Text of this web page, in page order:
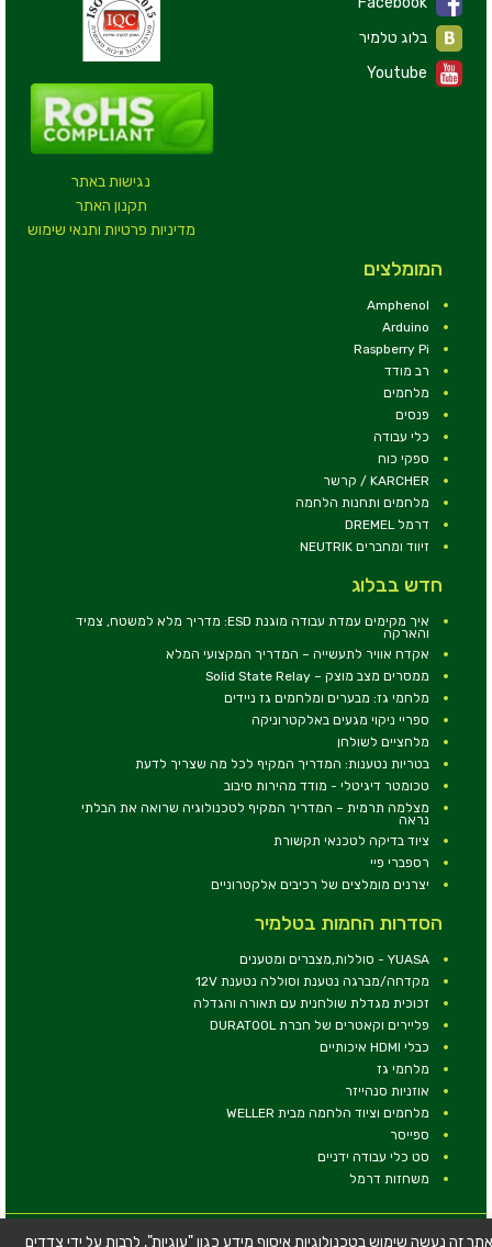
נגישות באתר
תקנון האתר
מדיניות פרטיות ותנאי שימוש
Youtube
המומלצים
Amphenol
Arduino
Raspberry Pi
רב מודד
מלחמים
פנסים
כלי עבודה
ספקי כוח
KARCHER / קרשר
מלחמים ותחנות הלחמה
דרמל DREMEL
זיווד ומחברים NEUTRIK
חדש בבלוג
איך מקימים עמדת עבודה מוגנת ESD: מדריך מלא למשטח, צמיד
והארקה
אקדח אוויר לתעשייה – המדריך המקצועי המלא
ממסרים מצב מוצק – Solid State Relay
מלחמי גז: מבערים ומלחמים גז ניידים
ספריי ניקוי מגעים באלקטרוניקה
מלחציים לשולחן
בטריות נטענות: המדריך המקיף לכל מה שצריך לדעת
טכומטר דיגיטלי - מודד מהירות סיבוב
מצלמה תרמית – המדריך המקיף לטכנולוגיה שרואה את הבלתי
נראה
ציוד בדיקה לטכנאי תקשורת
רספברי פיי
יצרנים מומלצים של רכיבים אלקטרוניים
הסדרות החמות בטלמיר
YUASA - סוללות,מצברים ומטענים
מקדחה/מברגה נטענת וסוללה נטענת 12V
זכוכית מגדלת שולחנית עם תאורה והגדלה
פליירים וקאטרים של חברת DURATOOL
כבלי HDMI איכותיים
מלחמי גז
אוזניות סנהייזר
מלחמים וציוד הלחמה מבית WELLER
ספייסר
סט כלי עבודה ידניים
משחזות דרמל
© כל הזכויות שמורות - טלמיר אלקטרוניקה בע''מ
זה נעשה שימוש בטכנולוגיות איסוף מידע כגון "עוגיות", לרבות על ידי צדדים